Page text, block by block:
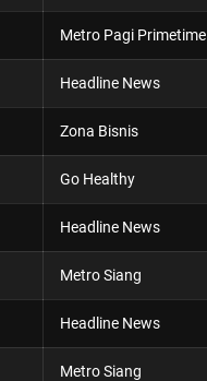
Metro Pagi Primetime
Headline News
Zona Bisnis
Go Healthy
Headline News
Metro Siang
Headline News
Metro Siang